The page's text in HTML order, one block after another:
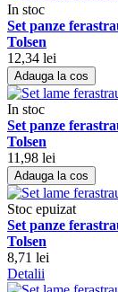
In stoc
Set panze
Tolsen
12,34 lei
Adauga la cos
In stoc
Set panze
Tolsen
11,98 lei
Adauga la cos
Stoc epuizat
Set panze
Tolsen
8,71 lei
Detalii